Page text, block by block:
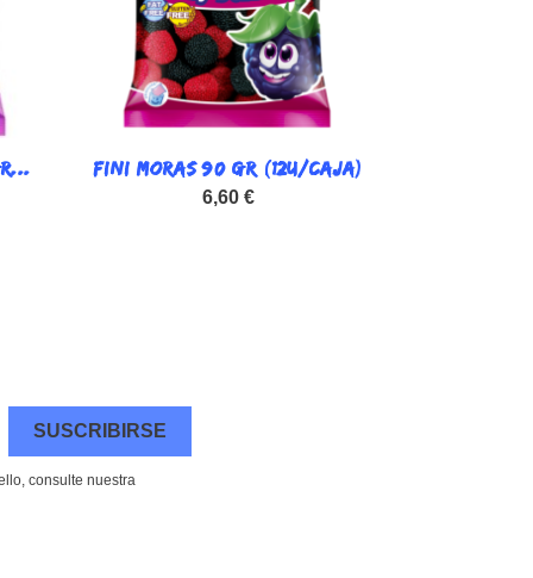
Vista rápida
FINI MORAS 90 GR (12U/CAJA)
6,60 €
consulte nuestra